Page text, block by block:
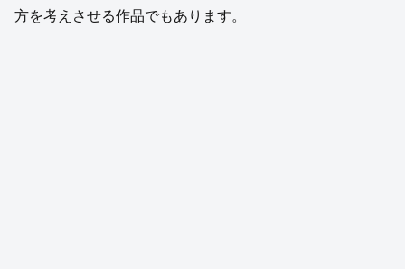
方を考えさせる作品でもあります。